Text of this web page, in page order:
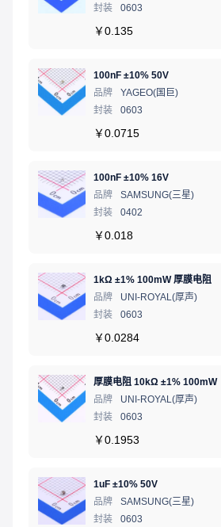
封装
0603
￥0.135
100nF ±10% 50V
品牌
YAGEO(国巨)
封装
0603
￥0.0715
100nF ±10% 16V
品牌
SAMSUNG(三星)
封装
0402
￥0.018
1kΩ ±1% 100mW 厚膜电阻
品牌
UNI-ROYAL(厚声)
封装
0603
￥0.0284
厚膜电阻 10kΩ ±1% 100mW
品牌
UNI-ROYAL(厚声)
封装
0603
￥0.1953
1uF ±10% 50V
品牌
SAMSUNG(三星)
封装
0603